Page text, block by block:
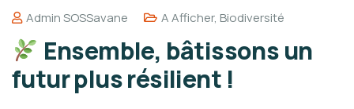
Admin SOSSavane A Afficher, Biodiversité
Ensemble, bâtissons un
futur plus résilient !